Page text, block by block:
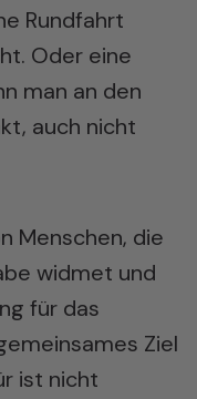
Rundfahrt
Oder eine
man an den
auch nicht
Menschen, die
widmet und
für das
Ziel
ist nicht